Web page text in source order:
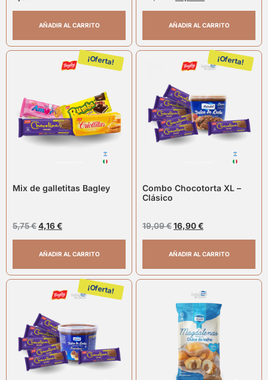
AÑADIR AL CARRITO AÑADIR AL CARRITO
¡Oferta!
Mix de galletitas Bagley
5,75€4,16€
AÑADIR AL CARRITO
¡Oferta!
Combo Chocotorta XL –
Clásico
19,09€16,90€
AÑADIR AL CARRITO
¡Oferta!